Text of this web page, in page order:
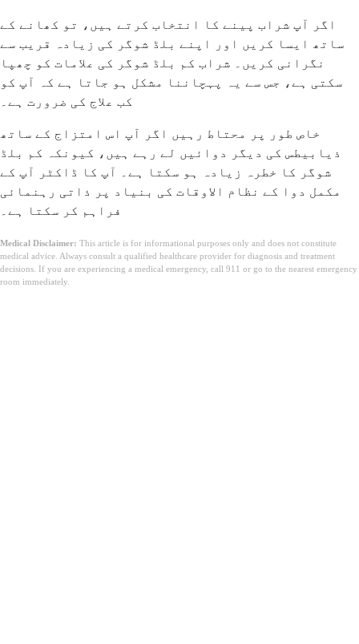
اگر آپ شراب پینے کا انتخاب کرتے ہیں، تو کھانے کے
ساتھ ایسا کریں اور اپنے بلڈ شوگر کی زیادہ قریب سے
نگرانی کریں۔ شراب کم بلڈ شوگر کی علامات کو چھپا
سکتی ہے، جس سے یہ پہچاننا مشکل ہو جاتا ہے کہ آپ کو
کب علاج کی ضرورت ہے۔
خاص طور پر محتاط رہیں اگر آپ اس امتزاج کے ساتھ
ذیابیطس کی دیگر دوائیں لے رہے ہیں، کیونکہ کم بلڈ
شوگر کا خطرہ زیادہ ہو سکتا ہے۔ آپ کا ڈاکٹر آپ کے
مکمل دوا کے نظام الاوقات کی بنیاد پر ذاتی رہنمائی
فراہم کر سکتا ہے۔
Medical Disclaimer: This article is for informational purposes only and does not constitute
medical advice. Always consult a qualified healthcare provider for diagnosis and treatment
decisions. If you are experiencing a medical emergency, call 911 or go to the nearest emergency
room immediately.